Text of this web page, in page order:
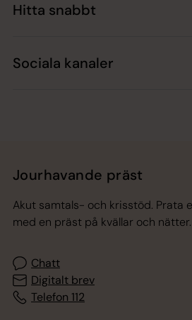
Hitta snabbt
Sociala kanaler
Jourhavande präst
Akut samtals- och krisstöd. Prata
med en präst på kvällar och nätter.
Chatt
Digitalt brev
Telefon 112